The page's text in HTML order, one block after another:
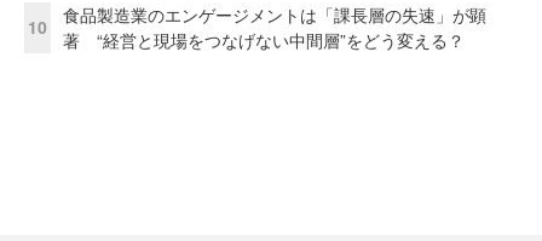
10
食品製造業のエンゲージメントは「課長層の失速」が顕
著 “経営と現場をつなげない中間層”をどう変える？